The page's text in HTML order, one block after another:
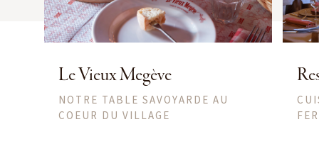
Le Vieux Megève
NOTRE TABLE SAVOYARDE AU
COEUR DU VILLAGE